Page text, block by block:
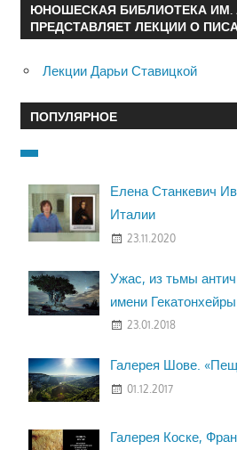
ЮНОШЕСКАЯ БИБЛИОТЕКА ИМ.
ПРЕДСТАВЛЯЕТ ЛЕКЦИИ О
Лекции Дарьи Ставицкой
ПОПУЛЯРНОЕ
Елена Станкевич
Италии
23.11.2020
Ужас, из тьмы
имени Гекатонхейры
23.01.2018
Галерея Шове.
01.12.2017
Галерея Коске,